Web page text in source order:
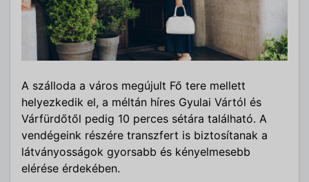
A szálloda a város megújult Fő tere mellett
helyezkedik el, a méltán híres Gyulai Vártól és
Várfürdőtől pedig 10 perces sétára található. A
vendégeink részére transzfert is biztosítanak a
látványosságok gyorsabb és kényelmesebb
elérése érdekében.